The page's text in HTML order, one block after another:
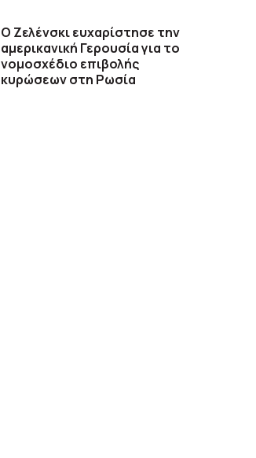
Ο Ζελένσκι ευχαρίστησε την
αμερικανική Γερουσία για το
νομοσχέδιο επιβολής
κυρώσεων στη Ρωσία